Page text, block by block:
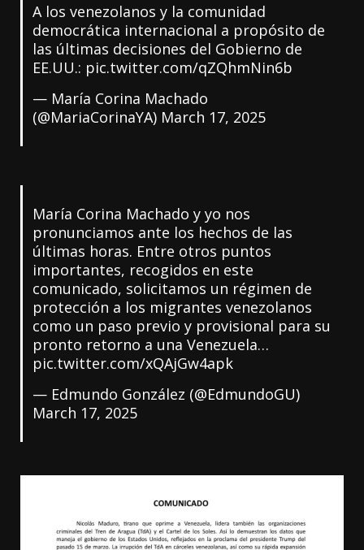
A los venezolanos y la comunidad
democrática internacional a propósito de
las últimas decisiones del Gobierno de
EE.UU.: pic.twitter.com/qZQhmNin6b
— María Corina Machado
(@MariaCorinaYA) March 17, 2025
María Corina Machado y yo nos
pronunciamos ante los hechos de las
últimas horas. Entre otros puntos
importantes, recogidos en este
comunicado, solicitamos un régimen de
protección a los migrantes venezolanos
como un paso previo y provisional para su
pronto retorno a una Venezuela…
pic.twitter.com/xQAjGw4apk
— Edmundo González (@EdmundoGU)
March 17, 2025